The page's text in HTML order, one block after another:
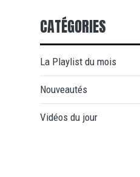
CATÉGORIES
La Playlist du mois
Nouveautés
Vidéos du jour